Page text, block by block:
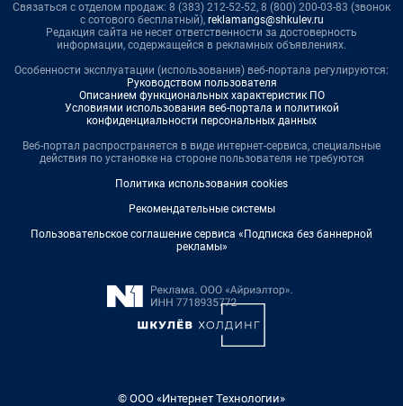
Связаться с отделом продаж: 8 (383) 212-52-52, 8 (800) 200-03-83 (звонок
с сотового бесплатный), reklamangs@shkulev.ru
Редакция сайта не несет ответственности за достоверность
информации, содержащейся в рекламных объявлениях.
Особенности эксплуатации (использования) веб-портала регулируются:
Руководством пользователя
Описанием функциональных характеристик ПО
Условиями использования веб-портала и политикой
конфиденциальности персональных данных
Веб-портал распространяется в виде интернет-сервиса, специальные
действия по установке на стороне пользователя не требуются
Политика использования cookies
Рекомендательные системы
Пользовательское соглашение сервиса «Подписка без баннерной
рекламы»
© ООО «Интернет Технологии»